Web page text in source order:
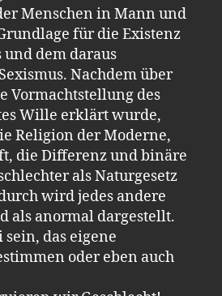
Menschen in Mann und
für die Existenz
und dem daraus
Nachdem über
Vormachtstellung des
Wille erklärt wurde,
Religion der Moderne,
die Differenz und binäre
als Naturgesetz
wird jedes andere
als anormal dargestellt.
sein, das eigene
oder eben auch